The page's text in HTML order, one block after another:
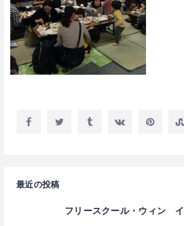
最近の投稿
フリースクール・ウィン